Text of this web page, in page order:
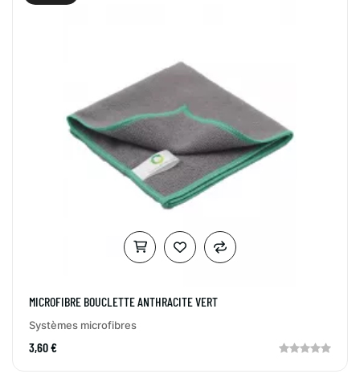
MICROFIBRE BOUCLETTE ANTHRACITE VERT
Systèmes microfibres
3,60 €